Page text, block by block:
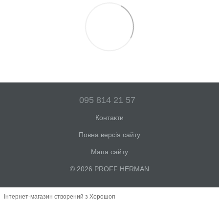
095 814 21 57
Контакти
Повна версія сайту
Мапа сайту
© 2026 PROFF HERMAN
Інтернет-магазин створений з Хорошоп